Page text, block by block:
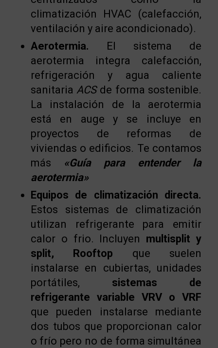
climatización HVAC (calefacción,
ventilación y aire acondicionado).
Aerotermia. El sistema de
aerotermia integra calefacción,
refrigeración y agua caliente
sanitariaACSde forma sostenible.
La instalación de la aerotermia
está en auge y se incluye en
proyectos de reformas de
viviendas o edificios. Te contamos
más «Guía para entender la
aerotermia»
Equipos de climatización directa.
Estos sistemas de climatización
utilizan refrigerante para emitir
calor o frio. Incluyen multisplit y
split, Rooftop que suelen
instalarse en cubiertas, unidades
portátiles, sistemas de
refrigerante variable VRV o VRF
que pueden instalarse mediante
dos tubos que proporcionan calor
o frío pero no de forma simultánea